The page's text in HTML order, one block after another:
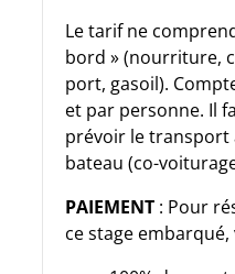
Le tarif ne
bord » (nourriture,
port, gasoil).
et par personne. Il
prévoir le transport
bateau (co-
PAIEMENT : Pour
ce stage